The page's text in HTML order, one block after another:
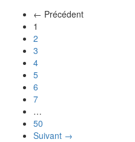
← Précédent
1
2
3
4
5
6
7
…
50
Suivant →